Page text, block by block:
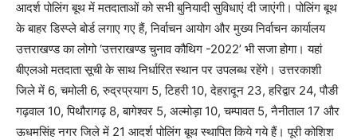
आदर्श पोलिंग बूथ में मतदाताओं को सभी बुनियादी सुविधाएं दी जाएंगी। पोलिंग बूथ
के बाहर डिस्प्ले बोर्ड लगाए गए हैं, निर्वाचन आयोग और मुख्य निर्वाचन कार्यालय
उत्तराखण्ड का लोगो ‘उत्तराखण्ड चुनाव कौथिग -2022’ भी सजा होगा। यहां
बीएलओ मतदाता सूची के साथ निर्धारित स्थान पर उपलब्ध रहेंगे। उत्तरकाशी
जिले में 6, चमोली 6, रुद्रप्रयाग 5, टिहरी 10, देहरादून 23, हरिद्वार 24, पौङी
गढ़वाल 10, पिथौरागढ़ 8, बागेश्वर 5, अल्मोड़ा 10, चम्पावत 5, नैनीताल 17 और
ऊधमसिंह नगर जिले में 21 आदर्श पोलिंग बूथ स्थापित किये गये हैं। पूरी कोशिश